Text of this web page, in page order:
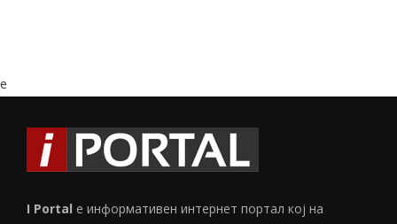
e
I Portal е информативен интернет портал кој на